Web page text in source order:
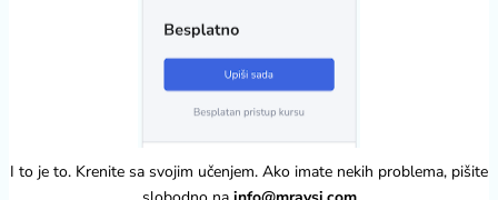
I to je to. Krenite sa svojim učenjem. Ako imate nekih problema, pišite